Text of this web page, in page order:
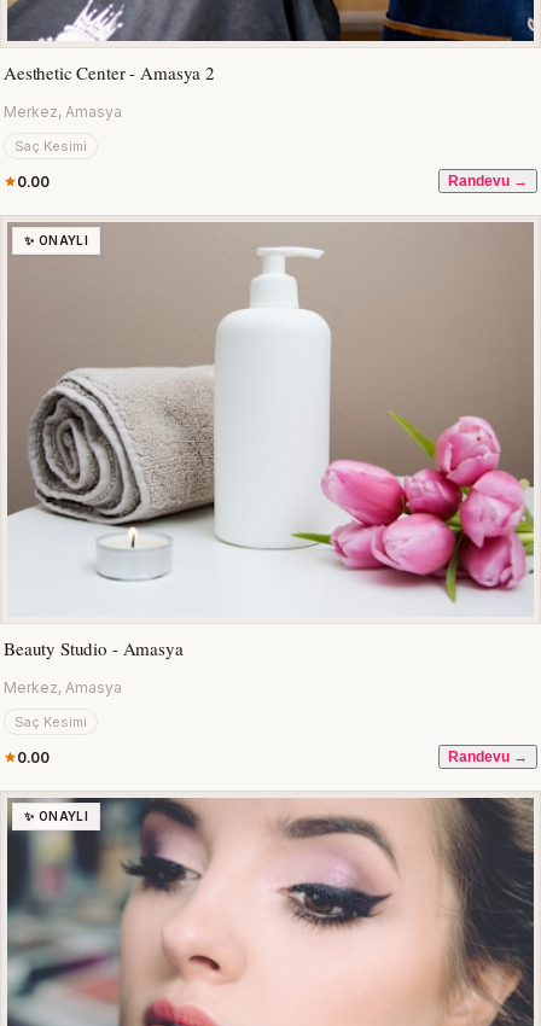
Aesthetic Center - Amasya 2
Merkez, Amasya
Saç Kesimi
0.00 Randevu →
✨ ONAYLI
Beauty Studio - Amasya
Merkez, Amasya
Saç Kesimi
0.00 Randevu →
✨ ONAYLI